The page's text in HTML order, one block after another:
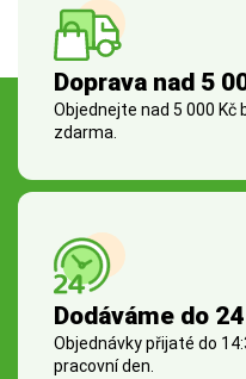
Doprava nad 5
Objednejte nad 5 000 Kč
zdarma.
Dodáváme do
Objednávky přijaté do
pracovní den.